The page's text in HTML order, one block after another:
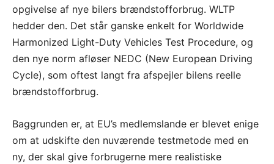
opgivelse af nye bilers brændstofforbrug. WLTP
hedder den. Det står ganske enkelt for Worldwide
Harmonized Light-Duty Vehicles Test Procedure, og
den nye norm afløser NEDC (New European Driving
Cycle), som oftest langt fra afspejler bilens reelle
brændstofforbrug.
Baggrunden er, at EU’s medlemslande er blevet enige
om at udskifte den nuværende testmetode med en
ny, der skal give forbrugerne mere realistiske